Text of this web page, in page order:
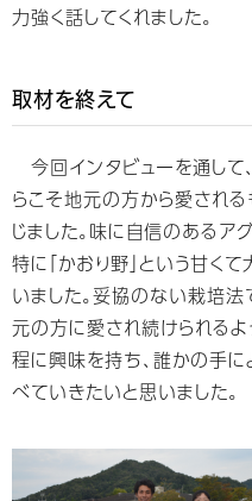
力強く話してくれました。
取材を終えて
今回インタビューを通して
らこそ地元の方から愛され
じました。味に自信のあるア
特に「かおり野」という甘く
いました。妥協のない栽培
元の方に愛され続けられる
程に興味を持ち、誰かの手
べていきたいと思いました。